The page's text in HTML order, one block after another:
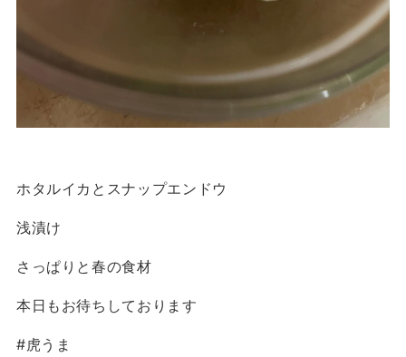
ホタルイカとスナップエンドウ
浅漬け
さっぱりと春の食材
本日もお待ちしております
#虎うま